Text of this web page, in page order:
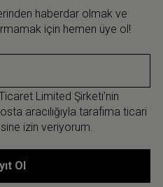
haberdar olmak ve
için hemen üye ol!
Limited Şirketi’nin
aracılığıyla tarafıma ticari
izin veriyorum.
Ol